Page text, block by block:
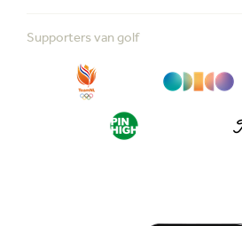
Supporters van golf